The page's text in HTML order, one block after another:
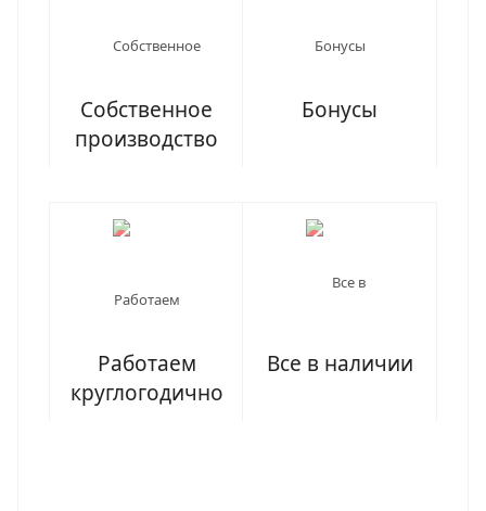
Собственное
производство
Бонусы
Работаем
круглогодично
Все в наличии